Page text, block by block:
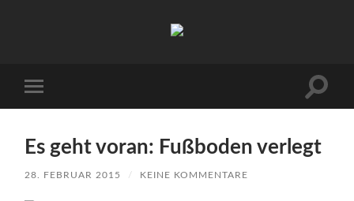
Familie
Menü
Es geht voran: Fußboden verlegt
28. FEBRUAR 2015 / KEINE KOMMENTARE